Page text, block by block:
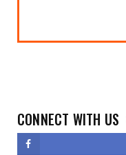
CONNECT WITH US